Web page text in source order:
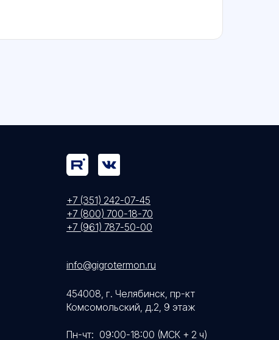
Пн-чт: 09:00-18:00 (МСК + 2 ч)
454008, г. Челябинск, пр-кт
Комсомольский, д.2, 9 этаж
info@gigrotermon.ru
+7 (351) 242-07-45
+7 (800) 700-18-70
+7 (961) 787-50-00